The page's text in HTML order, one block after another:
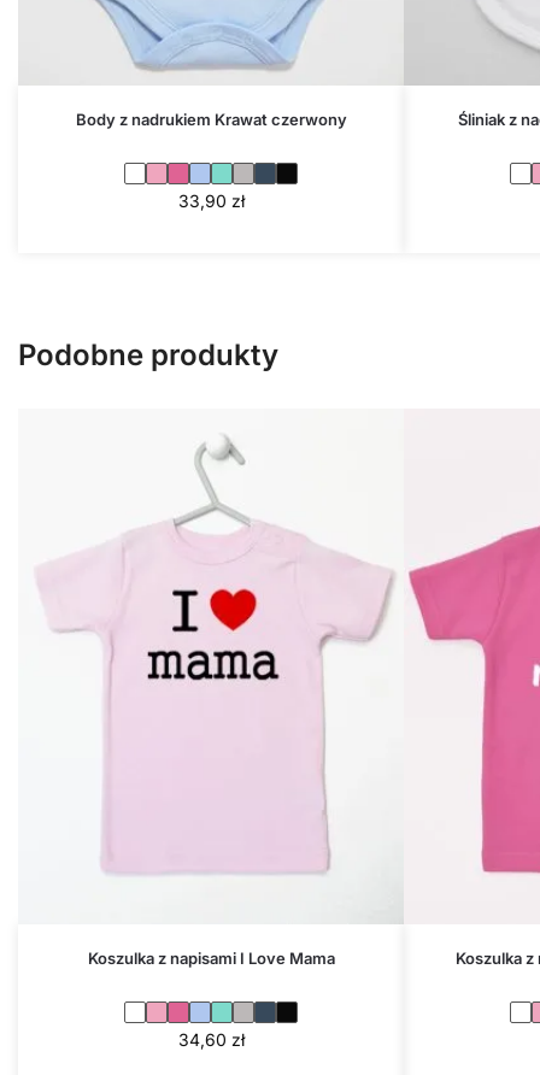
Body z nadrukiem Krawat czerwony
33,90 zł
Śliniak z
Podobne produkty
Koszulka z napisami I Love Mama
34,60 zł
Koszulka